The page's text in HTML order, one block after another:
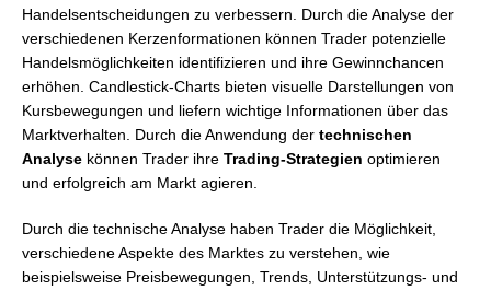
Handelsentscheidungen zu verbessern. Durch die Analyse der
verschiedenen Kerzenformationen können Trader potenzielle
Handelsmöglichkeiten identifizieren und ihre Gewinnchancen
erhöhen. Candlestick-Charts bieten visuelle Darstellungen von
Kursbewegungen und liefern wichtige Informationen über das
Marktverhalten. Durch die Anwendung der technischen
Analyse können Trader ihre Trading-Strategien optimieren
und erfolgreich am Markt agieren.
Durch die technische Analyse haben Trader die Möglichkeit,
verschiedene Aspekte des Marktes zu verstehen, wie
beispielsweise Preisbewegungen, Trends, Unterstützungs- und